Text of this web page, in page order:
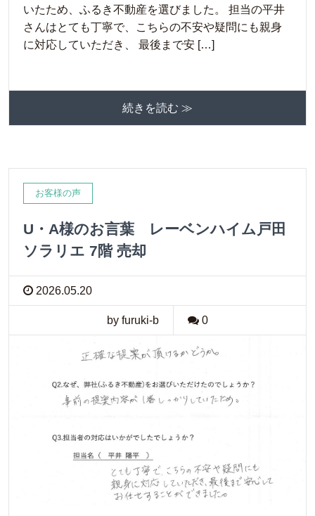
いたため、ふるき不動産を選びました。 担当の平井
さんはとても丁寧で、こちらの不安や疑問にも親身
に対応していただき、 最後まで安 […]
続きを読む ≫
お客様の声
U・A様のお言葉 レーベンハイム戸田
ソラリエ 7階 売却
2026.05.20
by furuki-b 0